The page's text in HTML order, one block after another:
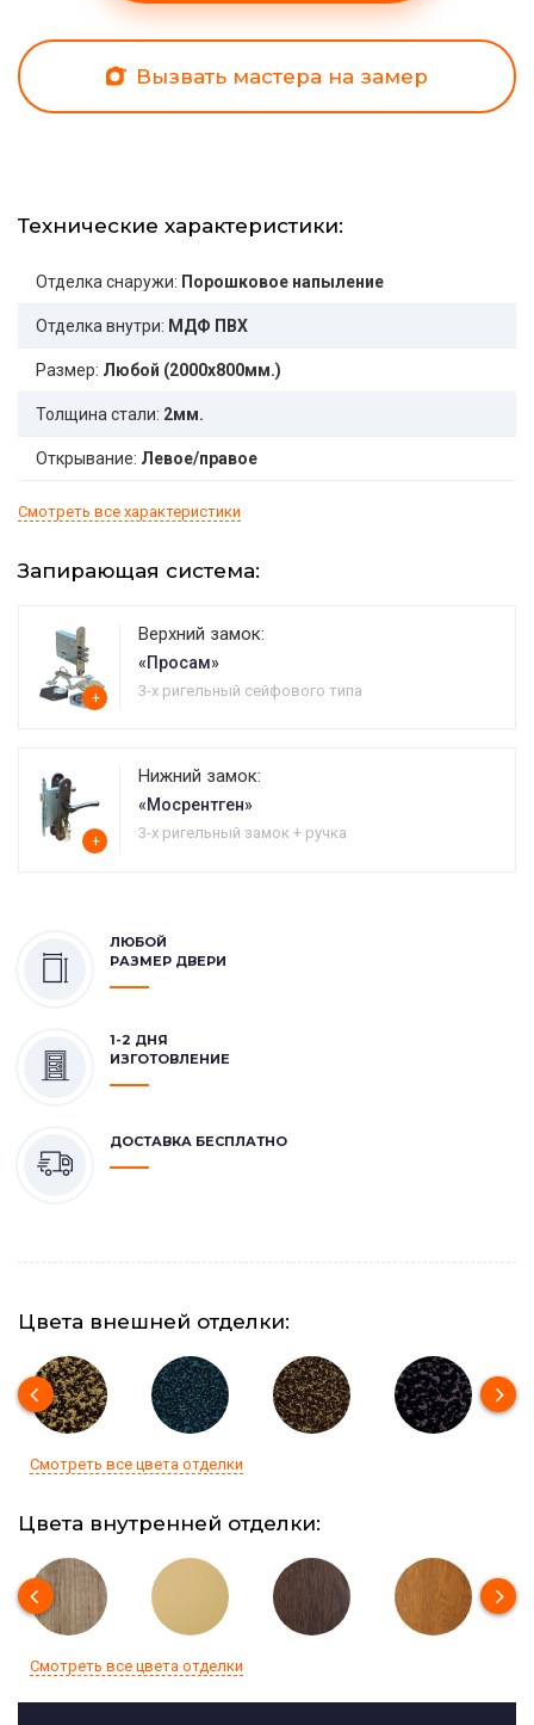
Вызвать мастера на замер
Технические характеристики:
Отделка снаружи: Порошковое напыление
Отделка внутри: МДФ ПВХ
Размер: Любой (2000x800мм.)
Толщина стали: 2мм.
Открывание: Левое/правое
Смотреть все характеристики
Запирающая система:
+
Верхний замок:
«Просам»
3-х ригельный сейфового типа
+
Нижний замок:
«Мосрентген»
3-х ригельный замок + ручка
ЛЮБОЙ
РАЗМЕР ДВЕРИ
1-2 ДНЯ
ИЗГОТОВЛЕНИЕ
ДОСТАВКА БЕСПЛАТНО
Цвета внешней отделки:
Смотреть все цвета отделки
Цвета внутренней отделки:
Смотреть все цвета отделки